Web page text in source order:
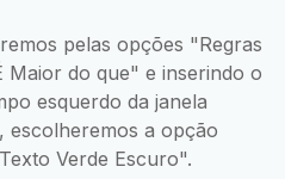
pelas opções "Regras
Maior do que" e inserindo o
esquerdo da janela
escolheremos a opção
Verde Escuro".